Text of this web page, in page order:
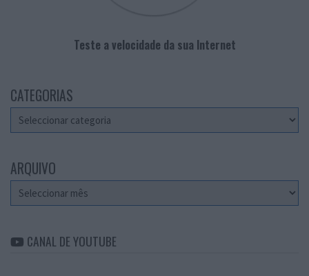
Teste a velocidade da sua Internet
CATEGORIAS
Categorias
ARQUIVO
Arquivo
CANAL DE YOUTUBE